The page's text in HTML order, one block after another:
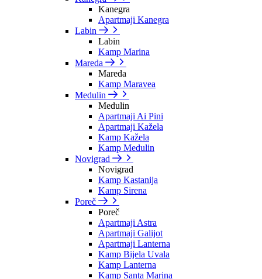
Kanegra
Apartmaji Kanegra
Labin
Labin
Kamp Marina
Mareda
Mareda
Kamp Maravea
Medulin
Medulin
Apartmaji Ai Pini
Apartmaji Kažela
Kamp Kažela
Kamp Medulin
Novigrad
Novigrad
Kamp Kastanija
Kamp Sirena
Poreč
Poreč
Apartmaji Astra
Apartmaji Galijot
Apartmaji Lanterna
Kamp Bijela Uvala
Kamp Lanterna
Kamp Santa Marina